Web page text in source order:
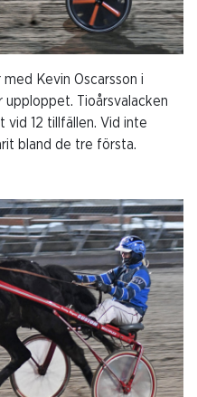
Kevin Oscarsson i
Tioårsvalacken
vid 12 tillfällen. Vid inte
bland de tre första.